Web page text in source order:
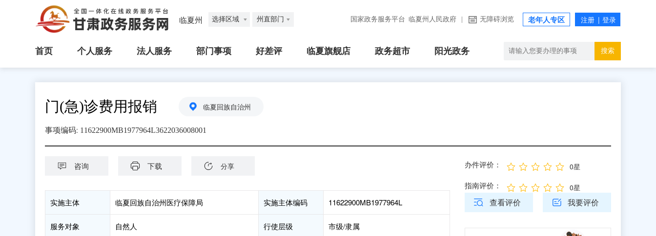
临夏州 选择区域 州直部门 国家政务服务平台 临夏州人民政府 无障碍浏览 老年人专区
首页 个人服务 法人服务 部门事项 好差评 临夏旗舰店 政务超市 阳光政务 搜索
门(急)诊费用报销 临夏回族自治州
事项编码: 11622900MB1977964L3622036008001
咨询 下载 分享
实施主体 临夏回族自治州医疗保障局 实施主体编码 11622900MB1977964L
服务对象 自然人 行使层级 市级/隶属
办件评价： 0星
指南评价： 0星
查看评价 我要评价